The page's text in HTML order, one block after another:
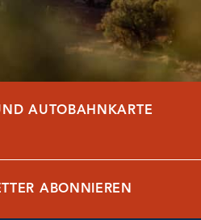
AUTOBAHNKARTE
ABONNIEREN